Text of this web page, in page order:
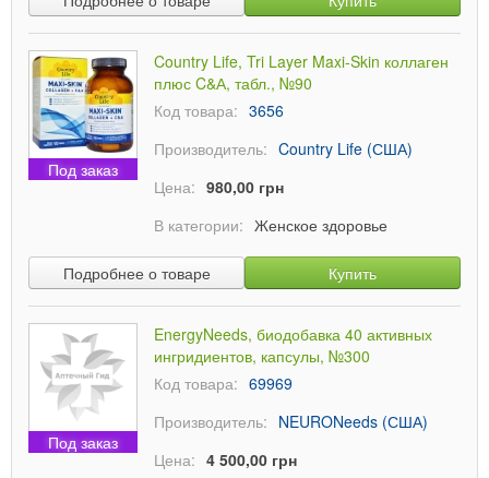
Под заказ
Country Life, Tri Layer Maxi-Skin коллаген
плюс C&А, табл., №90
Код товара: 3656
Производитель: Country Life (США)
Цена: 980,00 грн
В категории: Женское здоровье
Подробнее о товаре Купить
Под заказ
EnergyNeeds, биодобавка 40 активных
ингридиентов, капсулы, №300
Код товара: 69969
Производитель: NEURONeeds (США)
Цена: 4 500,00 грн